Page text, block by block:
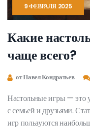
9 ФЕВРАЛЯ 2025
Какие
чаще всего?
от Павел Кондратьев
Настольные игры — это
с семьей и друзьями.
игр пользуются